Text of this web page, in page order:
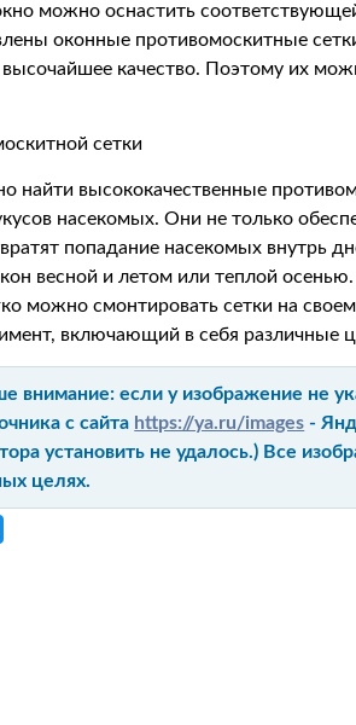
можно оснастить
оконные противомоскитные
качество. Поэтому их
сетки
найти высококачественные
насекомых. Они не только
попадание насекомых внутрь
весной и летом или теплой
можно смонтировать сетки на
включающий в себя различные
если у изображение не
с сайта https://ya.ru/images -
установить не удалось.) Все
целях.